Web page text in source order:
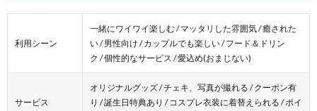
利用シーン
一緒にワイワイ楽しむ / マッタリした雰囲気 / 癒された
い / 男性向け / カップルでも楽しい / フード＆ドリン
ク / 個性的なサービス / 愛込め(おまじない)
サービス
オリジナルグッズ / チェキ、写真が撮れる / クーポン有
り / 誕生日特典あり / コスプレ衣装に着替えられる / ポイ